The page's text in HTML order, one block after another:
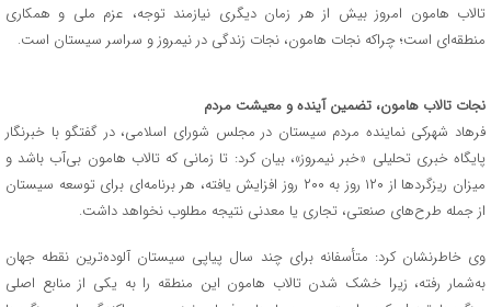
تالاب هامون امروز بیش از هر زمان دیگری نیازمند توجه، عزم ملی و همکاری
منطقه‌ای است؛ چراکه نجات هامون، نجات زندگی در نیمروز و سراسر سیستان است.
نجات تالاب هامون، تضمین آینده و معیشت مردم
فرهاد شهرکی نماینده مردم سیستان در مجلس شورای اسلامی، در گفتگو با خبرنگار
پایگاه خبری تحلیلی «خبر نیمروز»، بیان کرد: تا زمانی که تالاب هامون بی‌آب باشد و
میزان ریزگردها از ۱۲۰ روز به ۲۰۰ روز افزایش یافته، هر برنامه‌ای برای توسعه سیستان
از جمله طرح‌های صنعتی، تجاری یا معدنی نتیجه مطلوب نخواهد داشت.
وی خاطرنشان کرد: متأسفانه برای چند سال پیاپی سیستان آلوده‌ترین نقطه جهان
به‌شمار رفته، زیرا خشک شدن تالاب هامون این منطقه را به یکی از منابع اصلی